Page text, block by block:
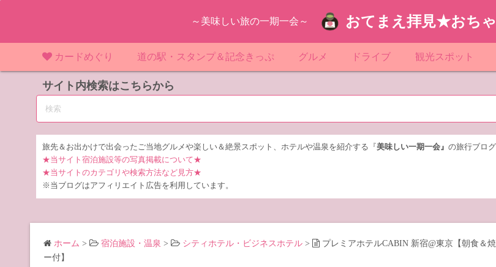
ツ
～美味しい旅の一期一会～ おてまえ拝見★おち
カードめぐり
マンホールカード マンホールカード（関東）
埼玉県のマンホール
茨城県のマンホール
栃木県のマンホール
マンホールカード（東北） 宮城県のマンホール
マンホールカード（中部）
IKEカード
KAWAカード
橋カード
ダムカード
LOGetカード
道の駅・スタンプ＆記念きっぷ
道の駅（関東）
道の駅 埼玉
道の駅 茨城
道の駅 群馬
道の駅 静岡
道の駅（東北） 道の駅 宮城
道の駅（北陸）
グルメ ドライブ 観光スポット
遊び・体験
サイト内検索はこちらから
旅先＆お出かけで出会ったご当地グルメや楽しい＆絶景スポット、ホテルや温泉を紹介する『 美味しい一期一会』 の旅行ブログ
★当サイト宿泊施設等の写真掲載について★
★当サイトのカテゴリや検索方法など見方★
※当ブログはアフィリエイト広告を利用しています。
ホーム > 宿泊施設・温泉 > シティホテル・ビジネスホテル >
プレミアホテルCABIN 新宿@東京【朝食＆
ー付】